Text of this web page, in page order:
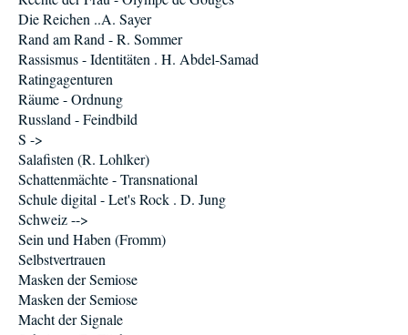
Die Reichen ..A. Sayer
Rand am Rand - R. Sommer
Rassismus - Identitäten . H. Abdel-Samad
Ratingagenturen
Räume - Ordnung
Russland - Feindbild
S ->
Salafisten (R. Lohlker)
Schattenmächte - Transnational
Schule digital - Let's Rock . D. Jung
Schweiz -->
Sein und Haben (Fromm)
Selbstvertrauen
Masken der Semiose
Masken der Semiose
Macht der Signale